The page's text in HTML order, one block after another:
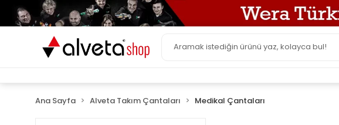
Ana Sayfa Alveta Takım Çantaları Medikal Çantaları